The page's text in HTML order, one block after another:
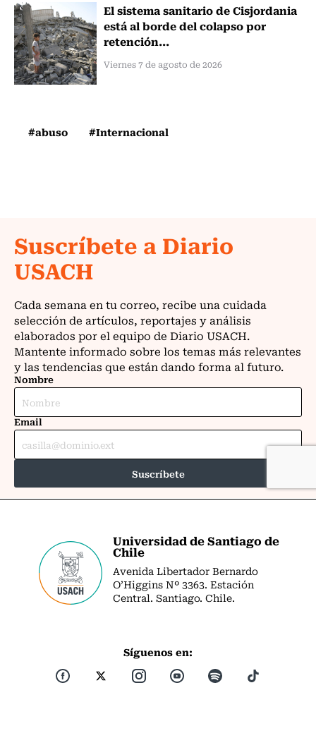
El sistema sanitario de Cisjordania
está al borde del colapso por
retención...
Viernes 7 de agosto de 2026
#abuso #Internacional
Universidad de Santiago de
Chile
Avenida Libertador Bernardo
O’Higgins Nº 3363. Estación
Central. Santiago. Chile.
Síguenos en: